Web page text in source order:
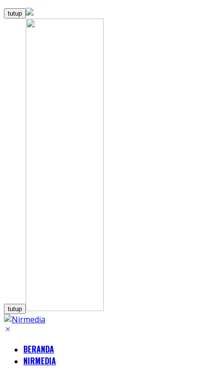
tutup
tutup
BERANDA
NIRMEDIA